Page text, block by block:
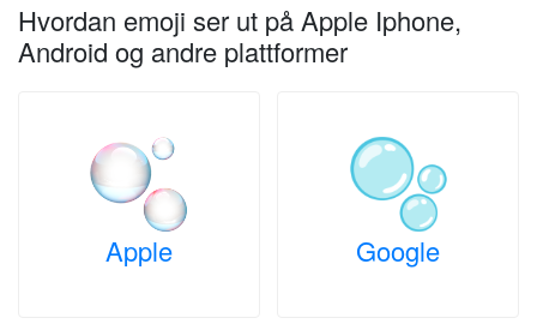
Hvordan emoji ser ut på Apple Iphone,
Android og andre plattformer
Apple Google